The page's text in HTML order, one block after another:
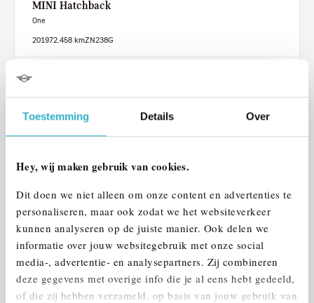
Toestemming Details Over
Hey, wij maken gebruik van cookies.
Dit doen we niet alleen om onze content en advertenties te
personaliseren, maar ook zodat we het websiteverkeer
kunnen analyseren op de juiste manier. Ook delen we
informatie over jouw websitegebruik met onze social
media-, advertentie- en analysepartners. Zij combineren
deze gegevens met overige info die je al eens hebt gedeeld,
of die zij hebben verzameld, op basis van jouw gebruik van
MINI Hatchback
One
201972.458 kmZN238G
Bekijk details